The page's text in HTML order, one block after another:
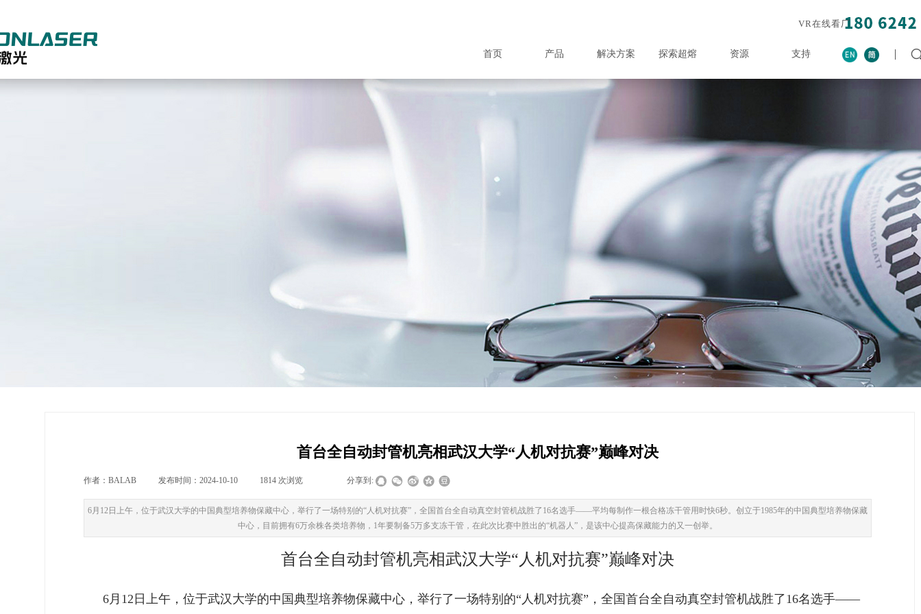
VR在线看厂
首页 产品 解决方案 探索超熔 资源 支持
首台全自动封管机亮相武汉大学“人机对抗赛”巅峰对决
作者： BALAB 发布时间： 2024-10-10 1814 次浏览 分享到:
6月12日上午，位于武汉大学的中国典型培养物保藏中心，举行了一场特别的“人机对抗赛”，全国首台全自动真空封管机战胜了16名选手——平均每制作一根合格冻干管用时快6秒。创立于1985年的中国典型培养物保藏
中心，目前拥有6万余株各类培养物，1年要制备5万多支冻干管，在此次比赛中胜出的“机器人”，是该中心提高保藏能力的又一创举。
首台全自动封管机亮相武汉大学“人机对抗赛”巅峰对决
6月12日上午，位于武汉大学的中国典型培养物保藏中心，举行了一场特别的“人机对抗赛”，全国首台全自动真空封管机战胜了16名选手——